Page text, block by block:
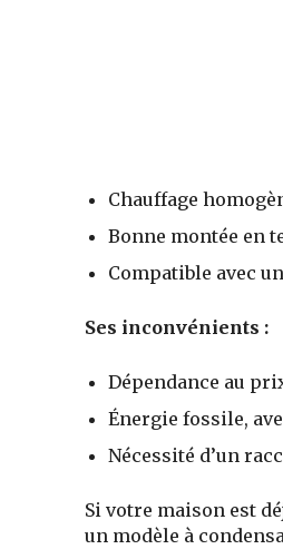
Chauffage
Bonne montée en
Compatible avec
Ses inconvénients :
Dépendance au
Énergie fossile,
Nécessité d’un
Si votre maison est
un modèle à